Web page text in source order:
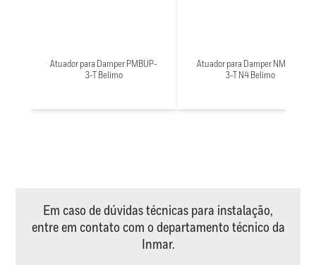
Atuador para Damper PMBUP-
3-T Belimo
Atuador para Damper NMX24-
3-T N4 Belimo
Em caso de dúvidas técnicas para instalação,
entre em contato com o departamento técnico da
Inmar.